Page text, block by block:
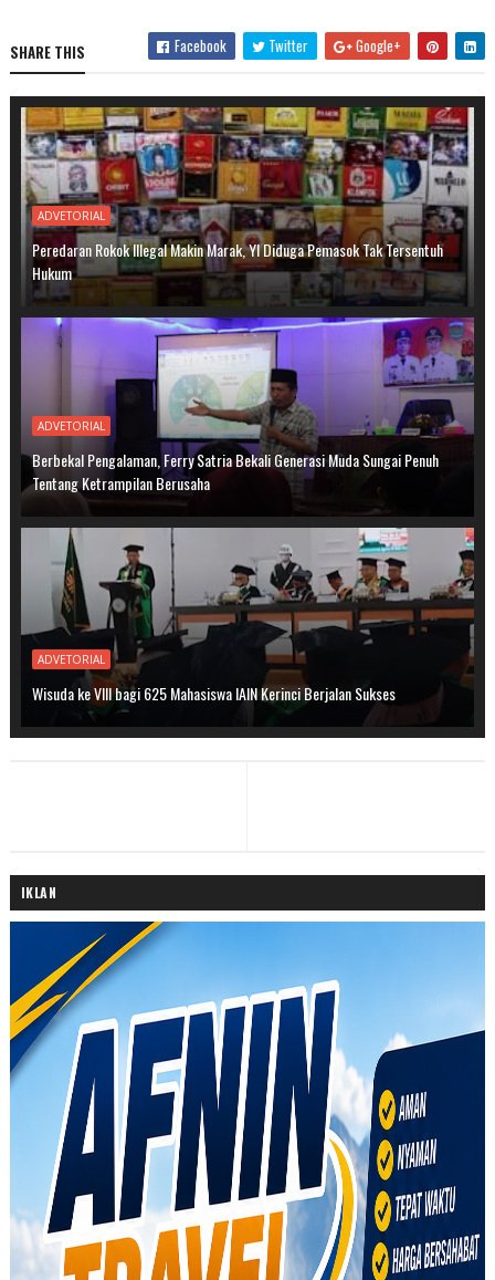
SHARE THIS Facebook Twitter Google+
ADVETORIAL
Peredaran Rokok Illegal Makin Marak, YI Diduga Pemasok Tak Tersentuh
Hukum
ADVETORIAL
Berbekal Pengalaman, Ferry Satria Bekali Generasi Muda Sungai Penuh
Tentang Ketrampilan Berusaha
ADVETORIAL
Wisuda ke VIII bagi 625 Mahasiswa IAIN Kerinci Berjalan Sukses
IKLAN